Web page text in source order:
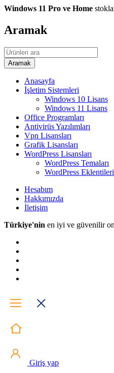
Windows 11 Pro ve Home
Aramak
Anasayfa
İşletim Sistemleri
Windows 10 Lisans
Windows 11 Lisans
Office Programları
Antivirüs Yazılımları
Vpn Lisansları
Grafik Lisansları
WordPress Lisansları
WordPress Temaları
WordPress Eklentileri
Hesabım
Hakkımızda
İletişim
Türkiye'nin en iyi ve güvenilir
Giriş yap